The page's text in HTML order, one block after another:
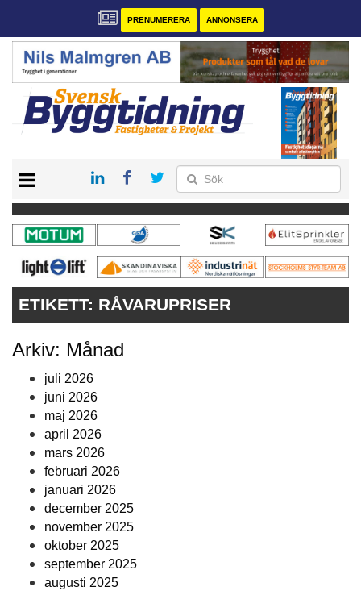
PRENUMERERA ANNONSERA
PRENUMERERA
VÅRA ANDRA MAGASIN
ANNONSERA
ETIKETT: RÅVARUPRISER
Arkiv: Månad
juli 2026
juni 2026
maj 2026
april 2026
mars 2026
februari 2026
januari 2026
december 2025
november 2025
oktober 2025
september 2025
augusti 2025